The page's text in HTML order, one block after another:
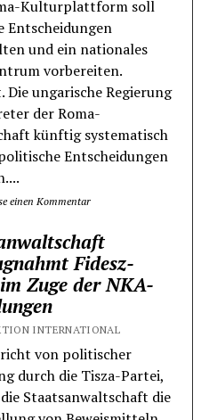
Kulturplattform soll
Entscheidungen
und ein nationales
vorbereiten.
Die ungarische Regierung
der Roma-
künftig systematisch
Entscheidungen
einen Kommentar
Fidesz-
Zuge der NKA-
INTERNATIONAL
von politischer
durch die Tisza-Partei,
Staatsanwaltschaft die